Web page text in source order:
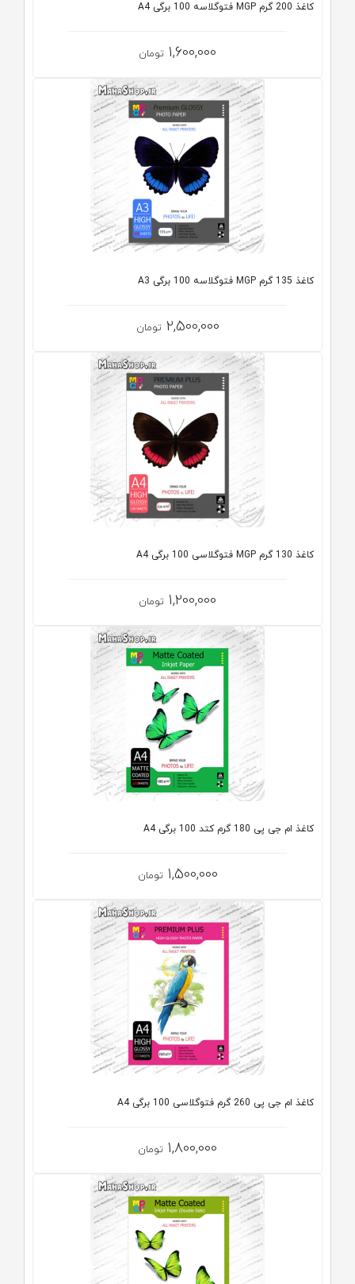
کاغذ 200 گرم MGP فتوگلاسه 100 برگی A4
1,600,000 تومان
کاغذ 135 گرم MGP فتوگلاسه 100 برگی A3
2,500,000 تومان
کاغذ 130 گرم MGP فتوگلاسی 100 برگی A4
1,200,000 تومان
کاغذ ام جی پی 180 گرم کتد 100 برگی A4
1,500,000 تومان
کاغذ ام جی پی 260 گرم فتوگلاسی 100 برگی A4
1,800,000 تومان